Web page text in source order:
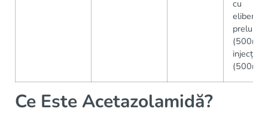
cu
eliberare
(500mg),
injecții
(500mg)
Ce Este Acetazolamidă?